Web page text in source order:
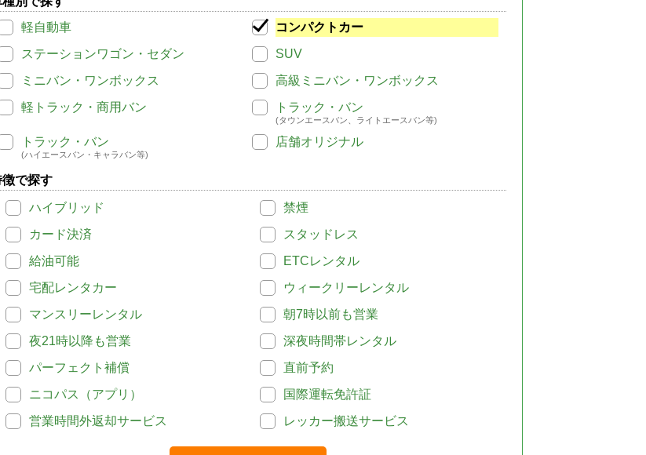
軽自動車
コンパクトカー
ステーションワゴン・セダン
SUV
ミニバン・ワンボックス
高級ミニバン・ワンボックス
軽トラック・商用バン
トラック・バン
(タウンエースバン、ライトエースバン等)
トラック・バン
(ハイエースバン・キャラバン等)
店舗オリジナル
徴で探す
ハイブリッド
禁煙
カード決済
スタッドレス
給油可能
ETCレンタル
宅配レンタカー
ウィークリーレンタル
マンスリーレンタル
朝7時以前も営業
夜21時以降も営業
深夜時間帯レンタル
パーフェクト補償
直前予約
ニコパス（アプリ）
国際運転免許証
営業時間外返却サービス
レッカー搬送サービス